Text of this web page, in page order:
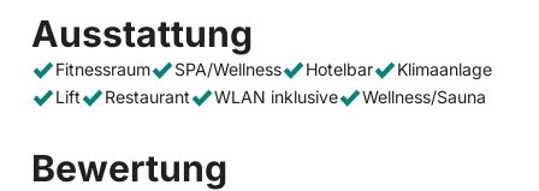
Ausstattung
Fitnessraum SPA/Wellness Hotelbar
Klimaanlage
Lift
Restaurant WLAN inklusive Wellness/Sauna
Bewertung